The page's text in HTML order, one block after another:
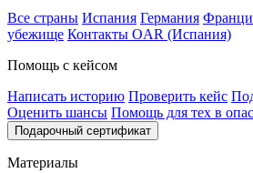
Все страны Испания Германия
убежище Контакты OAR (Испания)
Помощь с кейсом
Написать историю Проверить кейс
Оценить шансы Помощь для тех в
Подарочный сертификат
Материалы